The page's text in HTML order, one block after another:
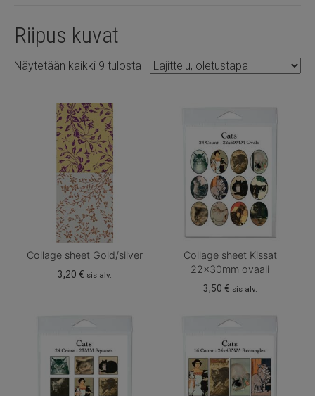
Riipus kuvat
Näytetään kaikki 9 tulosta
Collage sheet Gold/silver
3,20€ sis alv.
Collage sheet Kissat
22x30mm ovaali
3,50 € sis alv.